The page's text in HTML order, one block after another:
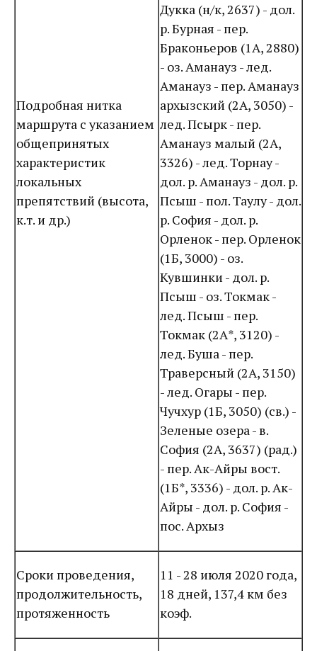
Подробная нитка
маршрута с указанием
общепринятых
характеристик
локальных
препятствий (высота,
к.т. и др.)
Дукка (н/к, 2637) - дол.
р. Бурная - пер.
Браконьеров (1А, 2880)
- оз. Аманауз - лед.
Аманауз - пер. Аманауз
архызский (2А, 3050) -
лед. Псырк - пер.
Аманауз малый (2А,
3326) - лед. Торнау -
дол. р. Аманауз - дол. р.
Псыш - пол. Таулу - дол.
р. София - дол. р.
Орленок - пер. Орленок
(1Б, 3000) - оз.
Кувшинки - дол. р.
Псыш - оз. Токмак -
лед. Псыш - пер.
Токмак (2А*, 3120) -
лед. Буша - пер.
Траверсный (2А, 3150)
- лед. Огары - пер.
Чучхур (1Б, 3050) (св.) -
Зеленые озера - в.
София (2А, 3637) (рад.)
- пер. Ак-Айры вост.
(1Б*, 3336) - дол. р. Ак-
Айры - дол. р. София -
пос. Архыз
Сроки проведения,
продолжительность,
протяженность
11 - 28 июля 2020 года,
18 дней, 137,4 км без
коэф.